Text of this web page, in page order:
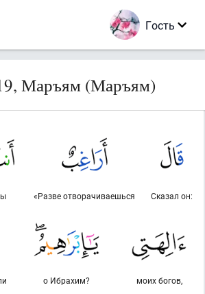
Гость
Маръям (Маръям)
Сказал он:
«Разве отворачиваешься
моих богов,
о Ибрахим?